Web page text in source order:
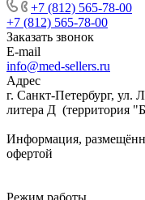
+7 (812) 565-78-00
+7 (812) 565-78-00
Заказать звонок
E-mail
info@med-sellers.ru
Адрес
г. Санкт-Петербург, ул.
литера Д (территория
Информация,
офертой
Режим работы